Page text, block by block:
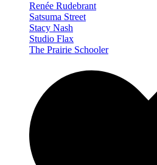
Renée Rudebrant
Satsuma Street
Stacy Nash
Studio Flax
The Prairie Schooler